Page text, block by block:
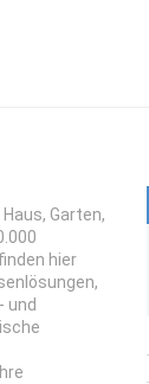
Garten,
hier
und